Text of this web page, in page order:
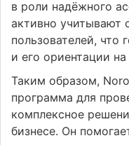
в роли надёжного
активно учитывают
пользователей, что
и его ориентации
Таким образом,
программа для
комплексное
бизнесе. Он